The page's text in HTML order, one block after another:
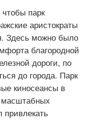
парк
аристократы
Здесь можно было
благородной
дороги, по
до города. Парк
киносеансы в
масштабных
привлекать